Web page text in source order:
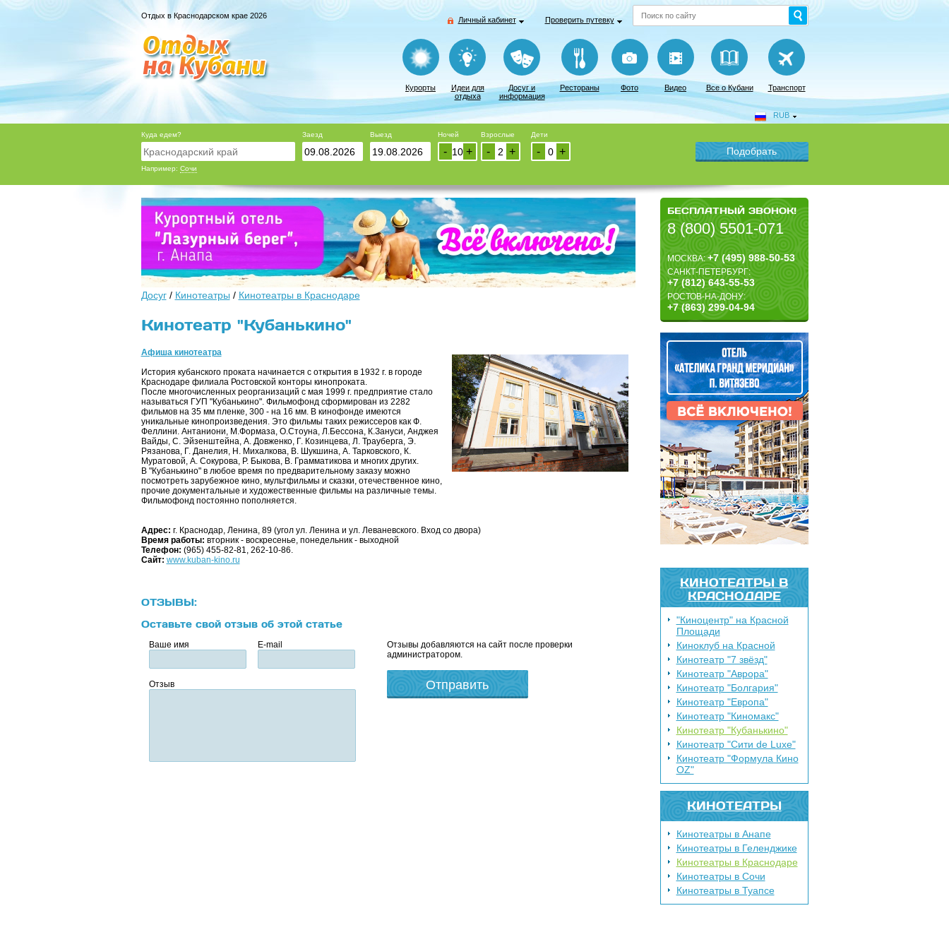
Отдых в Краснодарском крае 2026 Личный кабинет Проверить путевку
Курорты
Идеи для
отдыха
Досуг и
информация
Рестораны Фото Видео Все о Кубани Транспорт
RUB
Куда едем?
Например: Сочи
Заезд Выезд Ночей
+
-
Взрослые
+
-
Дети
+
-
БЕСПЛАТНЫЙ ЗВОНОК!
8 (800) 5501-071
МОСКВА:+7 (495) 988-50-53
САНКТ-ПЕТЕРБУРГ:
+7 (812) 643-55-53
РОСТОВ-НА-ДОНУ:
+7 (863) 299-04-94
КИНОТЕАТРЫ В
КРАСНОДАРЕ
"Киноцентр" на Красной
Площади
Киноклуб на Красной
Кинотеатр "7 звёзд"
Кинотеатр "Аврора"
Кинотеатр "Болгария"
Кинотеатр "Европа"
Кинотеатр "Киномакс"
Кинотеатр "Кубанькино"
Кинотеатр "Сити de Luxe"
Кинотеатр "Формула Кино
OZ"
КИНОТЕАТРЫ
Кинотеатры в Анапе
Кинотеатры в Геленджике
Кинотеатры в Краснодаре
Кинотеатры в Сочи
Кинотеатры в Туапсе
Досуг/ Кинотеатры / Кинотеатры в Краснодаре
Кинотеатр "Кубанькино"
Афиша кинотеатра
История кубанского проката начинается с открытия в 1932 г. в городе
Краснодаре филиала Ростовской конторы кинопроката.
После многочисленных реорганизаций с мая 1999 г. предприятие стало
называться ГУП "Кубанькино". Фильмофонд сформирован из 2282
фильмов на 35 мм пленке, 300 - на 16 мм. В кинофонде имеются
уникальные кинопроизведения. Это фильмы таких режиссеров как Ф.
Феллини. Антаниони, М.Формаза, О.Стоуна, Л.Бессона, К.Зануси, Анджея
Вайды, С. Эйзенштейна, А. Довженко, Г. Козинцева, Л. Трауберга, Э.
Рязанова, Г. Данелия, Н. Михалкова, В. Шукшина, А. Тарковского, К.
Муратовой, А. Сокурова, Р. Быкова, В. Грамматикова и многих других.
В "Кубанькино" в любое время по предварительному заказу можно
посмотреть зарубежное кино, мультфильмы и сказки, отечественное кино,
прочие документальные и художественные фильмы на различные темы.
Фильмофонд постоянно пополняется.
Адрес: г. Краснодар, Ленина, 89 (угол ул. Ленина и ул. Леваневского. Вход со двора)
Время работы: вторник - воскресенье, понедельник - выходной
Телефон: (965) 455-82-81, 262-10-86.
Сайт: www.kuban-kino.ru
ОТЗЫВЫ:
Оставьте свой отзыв об этой статье
Ваше имя E-mail
Отзыв
Отзывы добавляются на сайт после проверки
администратором.